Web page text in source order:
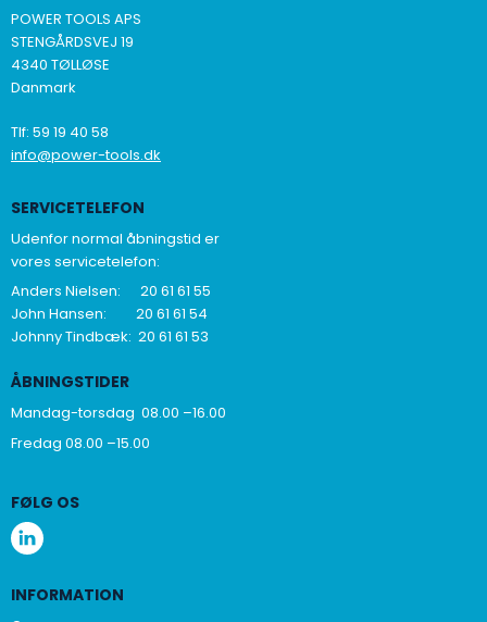
POWER TOOLS APS
STENGÅRDSVEJ 19
4340 TØLLØSE
Danmark
Tlf: 59 19 40 58
info@power-tools.dk
SERVICETELEFON
Udenfor normal åbningstid er
vores servicetelefon:
Anders Nielsen: 20 61 61 55
John Hansen: 20 61 61 54
Johnny Tindbæk: 20 61 61 53
ÅBNINGSTIDER
Mandag-torsdag 08.00 –16.00
Fredag 08.00 –15.00
FØLG OS
INFORMATION